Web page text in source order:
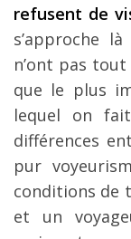
refusent de
s’approche
n’ont pas
que le plus
lequel on
différences
pur
conditions de
et un